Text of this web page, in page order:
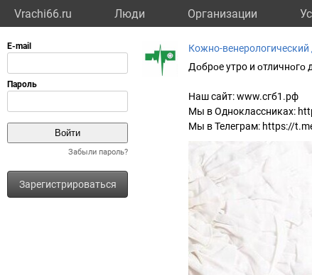
Vrachi66.ru Люди Организации
Забыли пароль?
Зарегистрироваться
Кожно-венерологический
Дᴏбрᴏе yтро и ᴏтличнᴏгᴏ
Наш сайт: www.сгб1.рф
Мы в Одноклассниках:
Мы в Телеграм: https://